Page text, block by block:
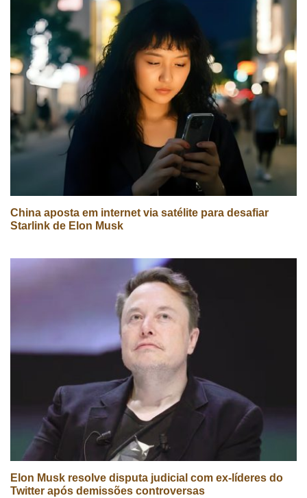
China aposta em internet via satélite para desafiar
Starlink de Elon Musk
Elon Musk resolve disputa judicial com ex-líderes do
Twitter após demissões controversas